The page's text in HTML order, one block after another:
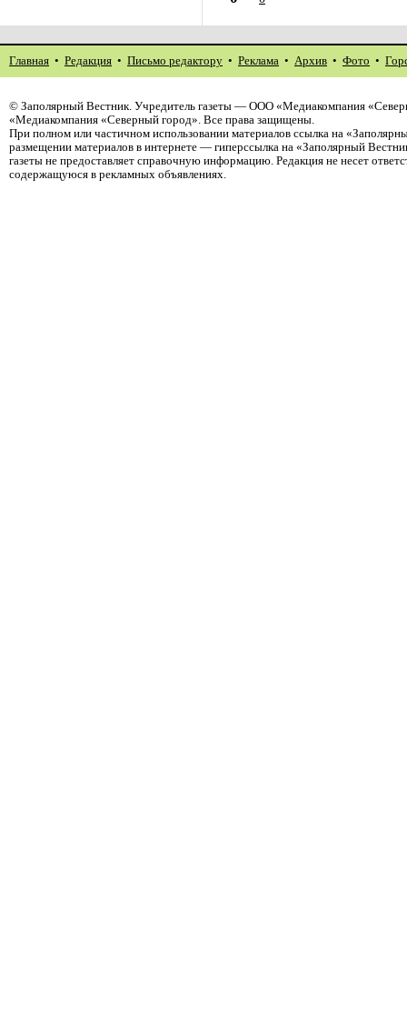
Главная • Редакция • Письмо редактору • Реклама • Архив • Фото •
© Заполярный Вестник. Учредитель газеты — ООО «Медиакомпания
«Медиакомпания «Северный город». Все права защищены.
При полном или частичном использовании материалов ссылка на
размещении материалов в интернете — гиперссылка на «Заполярный
газеты не предоставляет справочную информацию. Редакция не несет
содержащуюся в рекламных объявлениях.